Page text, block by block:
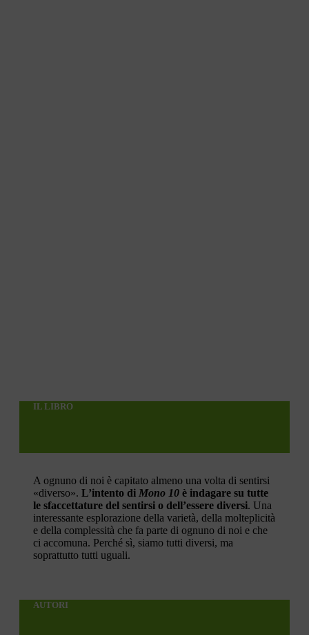
IL LIBRO
A ognuno di noi è capitato almeno una volta di sentirsi
«diverso». L’intento di Mono 10 è indagare su tutte
le sfaccettature del sentirsi o dell’essere diversi. Una
interessante esplorazione della varietà, della molteplicità
e della complessità che fa parte di ognuno di noi e che
ci accomuna. Perché sì, siamo tutti diversi, ma
soprattutto tutti uguali.
AUTORI